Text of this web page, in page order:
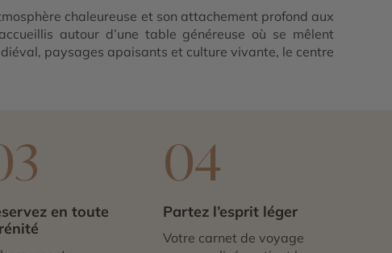
chaleureuse et son attachement profond aux
autour d’une table généreuse où se mêlent
paysages apaisants et culture vivante, le centre
en toute
04
Partez l’esprit léger
Votre carnet de voyage